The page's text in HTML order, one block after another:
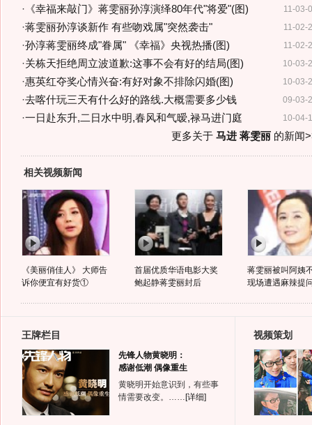
11-03-
· 《幸福来敲门》蒋雯丽孙淳演绎80年代"将爱"(图)
11-02-
·蒋雯丽孙淳谈新作 有些吻戏属"突然袭击"
11-02-
·孙淳蒋雯丽终成"眷属" 《幸福》央视热播(图)
10-03-
·关栋天拒绝周立波道歉:这事不会有好的结局(图)
10-03-
·惠英红夺奖心情兴奋:有好对象不排除闪婚(图)
09-03-
·去喀什玩三天有什么好的路线.大概需要多少钱
10-04-
·一日赴东升,二日水中明,春风和气暧,禄马进门庭
更多关于 马进 蒋雯丽的新闻
相关视频新闻
《美丽俏佳人》 大师告
诉你便宜有好货①
首届优质华语电影大奖
鲍起静蒋雯丽封后
蒋雯丽被叫阿姨
现场遭遇麻辣提
王牌栏目
先锋人物黄晓明：
感谢低潮 偶像重生
黄晓明开始意识到，有些事
情需要改变。…… [详细]
视频策划